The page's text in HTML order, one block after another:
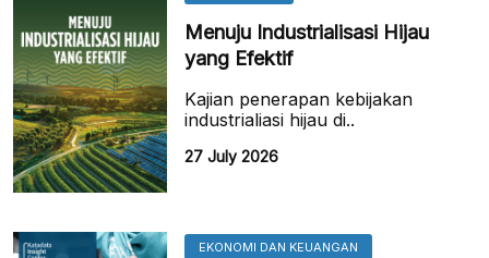
Menuju Industrialisasi Hijau
yang Efektif
Kajian penerapan kebijakan
industrialiasi hijau di..
27 July 2026
EKONOMI DAN KEUANGAN